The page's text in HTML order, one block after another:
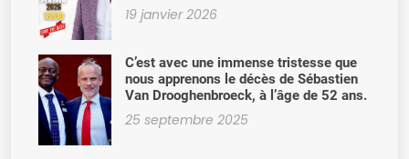
19 janvier 2026
C’est avec une immense tristesse que
nous apprenons le décès de Sébastien
Van Drooghenbroeck, à l’âge de 52 ans.
25 septembre 2025